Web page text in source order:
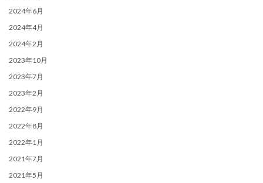
2024年6月
2024年4月
2024年2月
2023年10月
2023年7月
2023年2月
2022年9月
2022年8月
2022年1月
2021年7月
2021年5月